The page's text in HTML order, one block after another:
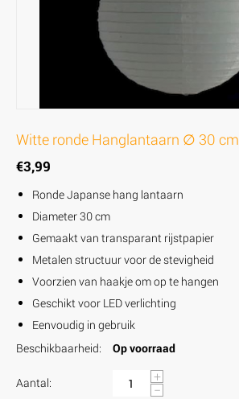
Witte ronde Hanglantaarn ∅ 30 cm
€3,99
Ronde Japanse hang lantaarn
Diameter 30 cm
Gemaakt van transparant rijstpapier
Metalen structuur voor de stevigheid
Voorzien van haakje om op te hangen
Geschikt voor LED verlichting
Eenvoudig in gebruik
Beschikbaarheid:
Op voorraad
Aantal:
+
−